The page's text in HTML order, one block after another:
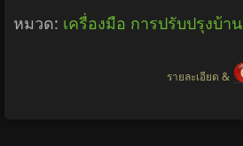
หมวด: เครื่องมือ การปรับปรุงบ้าน
รายละเอียด &